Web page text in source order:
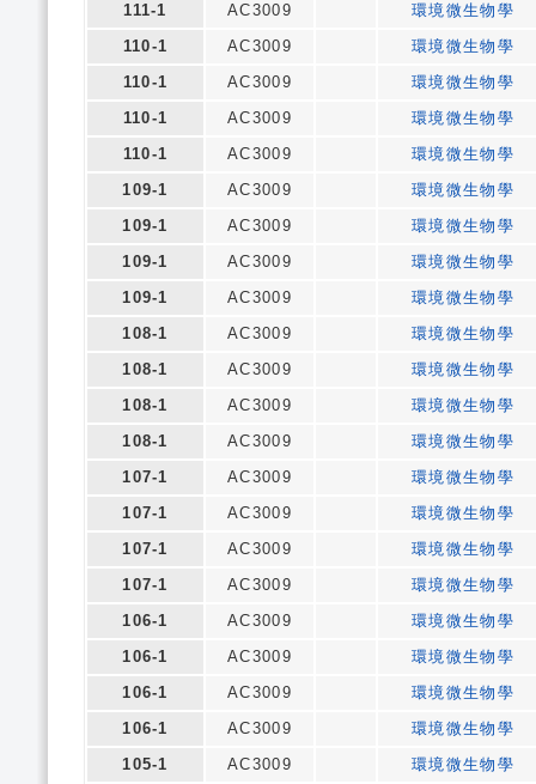
111-1
AC3009
環境微生物學
110-1
AC3009
環境微生物學
110-1
AC3009
環境微生物學
110-1
AC3009
環境微生物學
110-1
AC3009
環境微生物學
109-1
AC3009
環境微生物學
109-1
AC3009
環境微生物學
109-1
AC3009
環境微生物學
109-1
AC3009
環境微生物學
108-1
AC3009
環境微生物學
108-1
AC3009
環境微生物學
108-1
AC3009
環境微生物學
108-1
AC3009
環境微生物學
107-1
AC3009
環境微生物學
107-1
AC3009
環境微生物學
107-1
AC3009
環境微生物學
107-1
AC3009
環境微生物學
106-1
AC3009
環境微生物學
106-1
AC3009
環境微生物學
106-1
AC3009
環境微生物學
106-1
AC3009
環境微生物學
105-1
AC3009
環境微生物學